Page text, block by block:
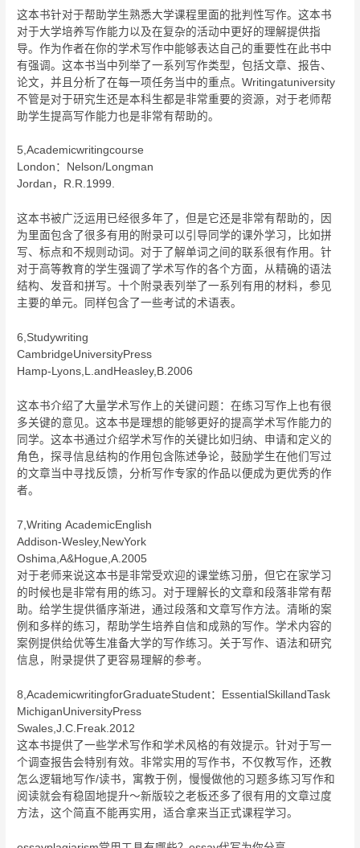
这本书针对于帮助学生熟悉大学课程里面的批判性写作。这本书
对于大学培养写作能力以及在复杂的活动中更好的理解提供指
导。作为作者在你的学术写作中能够表达自己的重要性在此书中
有强调。这本书当中列举了一系列写作类型，包括文章、报告、
论文，并且分析了在每一项任务当中的重点。Writingatuniversity
不管是对于研究生还是本科生都是非常重要的资源，对于老师帮
助学生提高写作能力也是非常有帮助的。
5,Academicwritingcourse
London：Nelson/Longman
Jordan，R.R.1999.
这本书被广泛运用已经很多年了，但是它还是非常有帮助的，因
为里面包含了很多有用的附录可以引导同学的课外学习，比如拼
写、标点和不规则动词。对于了解单词之间的联系很有作用。针
对于高等教育的学生强调了学术写作的各个方面，从精确的语法
结构、发音和拼写。十个附录表列举了一系列有用的材料，参见
主要的单元。同样包含了一些考试的术语表。
6,Studywriting
CambridgeUniversityPress
Hamp-Lyons,L.andHeasley,B.2006
这本书介绍了大量学术写作上的关键问题：在练习写作上也有很
多关键的意见。这本书是理想的能够更好的提高学术写作能力的
同学。这本书通过介绍学术写作的关键比如归纳、申请和定义的
角色，探寻信息结构的作用包含陈述争论，鼓励学生在他们写过
的文章当中寻找反馈，分析写作专家的作品以便成为更优秀的作
者。
7,Writing AcademicEnglish
Addison-Wesley,NewYork
Oshima,A&Hogue,A.2005
对于老师来说这本书是非常受欢迎的课堂练习册，但它在家学习
的时候也是非常有用的练习。对于理解长的文章和段落非常有帮
助。给学生提供循序渐进，通过段落和文章写作方法。清晰的案
例和多样的练习，帮助学生培养自信和成熟的写作。学术内容的
案例提供给优等生准备大学的写作练习。关于写作、语法和研究
信息，附录提供了更容易理解的参考。
8,AcademicwritingforGraduateStudent：EssentialSkillandTask
MichiganUniversityPress
Swales,J.C.Freak.2012
这本书提供了一些学术写作和学术风格的有效提示。针对于写一
个调查报告会特别有效。非常实用的写作书，不仅教写作，还教
怎么逻辑地写作/读书，寓教于例，慢慢做他的习题多练习写作和
阅读就会有稳固地提升～新版较之老板还多了很有用的文章过度
方法，这个简直不能再实用，适合拿来当正式课程学习。